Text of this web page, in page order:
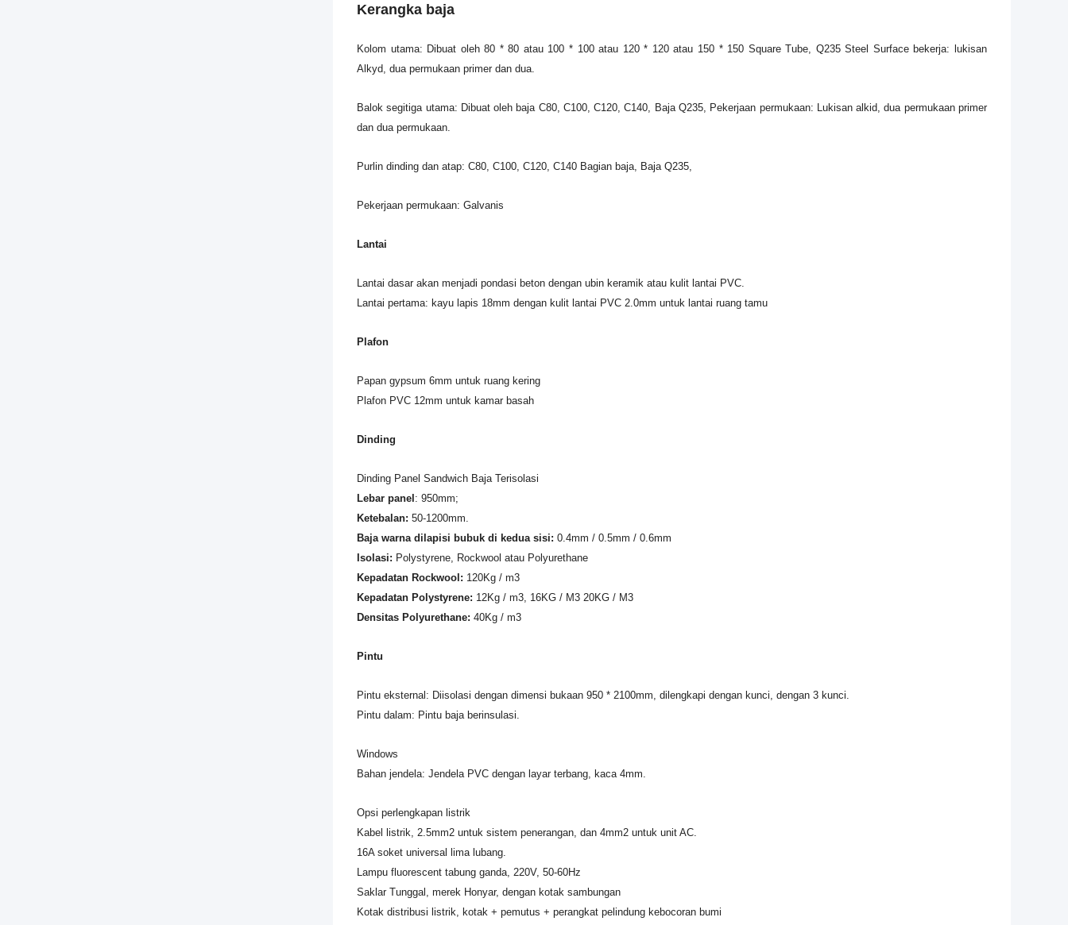
Kerangka baja
Kolom utama: Dibuat oleh 80 * 80 atau 100 * 100 atau 120 * 120 atau 150 * 150 Square Tube, Q235 Steel Surface bekerja: lukisan
Alkyd, dua permukaan primer dan dua.
Balok segitiga utama: Dibuat oleh baja C80, C100, C120, C140, Baja Q235, Pekerjaan permukaan: Lukisan alkid, dua permukaan primer
dan dua permukaan.
Purlin dinding dan atap: C80, C100, C120, C140 Bagian baja, Baja Q235,
Pekerjaan permukaan: Galvanis
Lantai
Lantai dasar akan menjadi pondasi beton dengan ubin keramik atau kulit lantai PVC.
Lantai pertama: kayu lapis 18mm dengan kulit lantai PVC 2.0mm untuk lantai ruang tamu
Plafon
Papan gypsum 6mm untuk ruang kering
Plafon PVC 12mm untuk kamar basah
Dinding
Dinding Panel Sandwich Baja Terisolasi
Lebar panel : 950mm;
Ketebalan: 50-1200mm.
Baja warna dilapisi bubuk di kedua sisi: 0.4mm / 0.5mm / 0.6mm
Isolasi: Polystyrene, Rockwool atau Polyurethane
Kepadatan Rockwool: 120Kg / m3
Kepadatan Polystyrene: 12Kg / m3, 16KG / M3 20KG / M3
Densitas Polyurethane: 40Kg / m3
Pintu
Pintu eksternal: Diisolasi dengan dimensi bukaan 950 * 2100mm, dilengkapi dengan kunci, dengan 3 kunci.
Pintu dalam: Pintu baja berinsulasi.
Windows
Bahan jendela: Jendela PVC dengan layar terbang, kaca 4mm.
Opsi perlengkapan listrik
Kabel listrik, 2.5mm2 untuk sistem penerangan, dan 4mm2 untuk unit AC.
16A soket universal lima lubang.
Lampu fluorescent tabung ganda, 220V, 50-60Hz
Saklar Tunggal, merek Honyar, dengan kotak sambungan
Kotak distribusi listrik, kotak + pemutus + perangkat pelindung kebocoran bumi